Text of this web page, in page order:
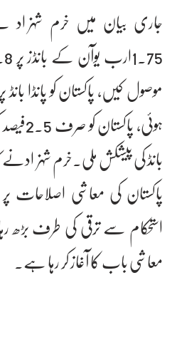
جاری بیان میں خرم شہزاد
ہوئی،
بانڈ کی پیشکش ملی۔خرم شہزادنے
پاکستان کی معاشی اصلاحات پر
استحکام سے ترقی کی طرف
معاشی باب کا آغاز کر رہا ہے۔